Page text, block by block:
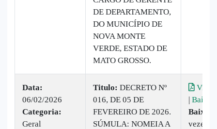
DE DEPARTAMENTO,
DO MUNICÍPIO DE
NOVA MONTE
VERDE, ESTADO DE
MATO GROSSO.
Data:
06/02/2026
Categoria:
Geral
Titulo: DECRETO Nº
016, DE 05 DE
FEVEREIRO DE 2026.
SÚMULA: NOMEIA A
| Baixar
vezes